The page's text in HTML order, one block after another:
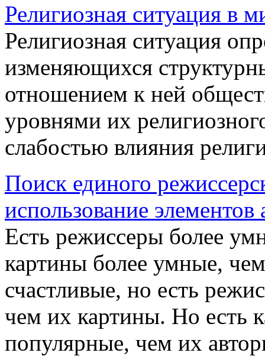
Религиозная ситуация в
Религиозная ситуация
изменяющихся
отношением к ней
уровнями их
слабостью влияния
Поиск единого
использование
Есть режиссеры более
картины более умные,
счастливые, но есть
чем их картины. Но есть
популярные, чем их